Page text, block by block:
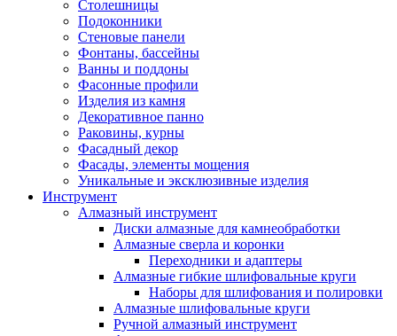
Столешницы
Подоконники
Стеновые панели
Фонтаны, бассейны
Ванны и поддоны
Фасонные профили
Изделия из камня
Декоративное панно
Раковины, курны
Фасадный декор
Фасады, элементы мощения
Уникальные и эксклюзивные изделия
Инструмент
Алмазный инструмент
Диски алмазные для камнеобработки
Алмазные сверла и коронки
Переходники и адаптеры
Алмазные гибкие шлифовальные круги
Наборы для шлифования и полировки
Алмазные шлифовальные круги
Ручной алмазный инструмент